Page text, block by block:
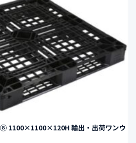
1100×1100×120H 輸出・出荷ワンウ